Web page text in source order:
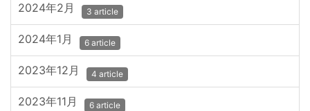
2024年2月 3 article
2024年1月 6 article
2023年12月 4 article
2023年11月 6 article